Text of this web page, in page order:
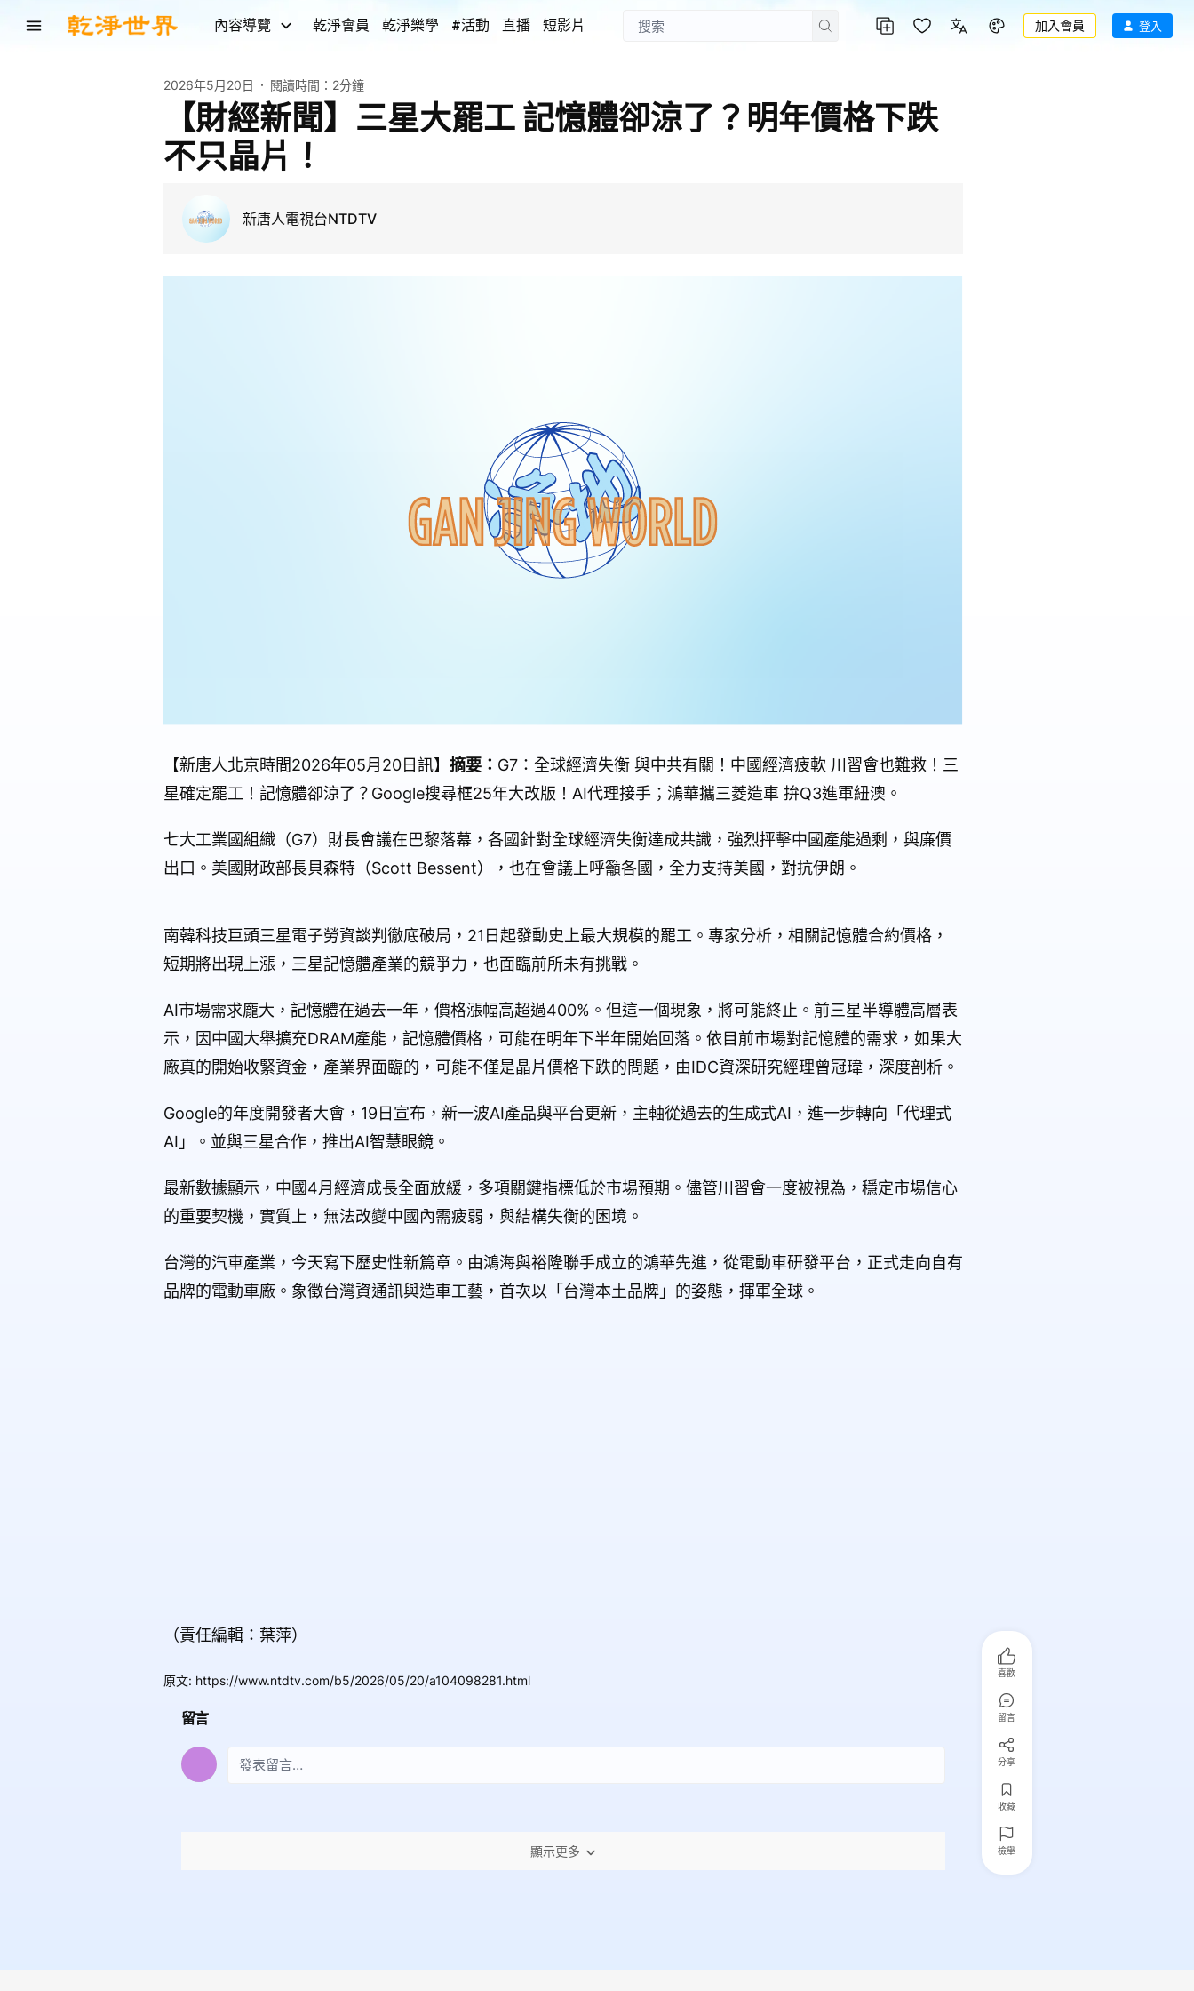
內容導覽 乾淨會員 乾淨樂學 #活動 直播 短影片 加入會員 登入
2026年5月20日 閱讀時間： 2分鐘
【財經新聞】三星大罷工 記憶體卻涼了？明年價格下跌
不只晶片！
新唐人電視台NTDTV
【新唐人北京時間2026年05月20日訊】 摘要： G7：全球經濟失衡 與中共有關！中國經濟疲軟 川習會也難救！三
星確定罷工！記憶體卻涼了？Google搜尋框25年大改版！AI代理接手；鴻華攜三菱造車 拚Q3進軍紐澳。
七大工業國組織（G7）財長會議在巴黎落幕，各國針對全球經濟失衡達成共識，強烈抨擊中國產能過剩，與廉價
出口。美國財政部長貝森特（Scott Bessent），也在會議上呼籲各國，全力支持美國，對抗伊朗。
南韓科技巨頭三星電子勞資談判徹底破局，21日起發動史上最大規模的罷工。專家分析，相關記憶體合約價格，
短期將出現上漲，三星記憶體產業的競爭力，也面臨前所未有挑戰。
AI市場需求龐大，記憶體在過去一年，價格漲幅高超過400%。但這一個現象，將可能終止。前三星半導體高層表
示，因中國大舉擴充DRAM產能，記憶體價格，可能在明年下半年開始回落。依目前市場對記憶體的需求，如果大
廠真的開始收緊資金，產業界面臨的，可能不僅是晶片價格下跌的問題，由IDC資深研究經理曾冠瑋，深度剖析。
Google的年度開發者大會，19日宣布，新一波AI產品與平台更新，主軸從過去的生成式AI，進一步轉向「代理式
AI」。並與三星合作，推出AI智慧眼鏡。
最新數據顯示，中國4月經濟成長全面放緩，多項關鍵指標低於市場預期。儘管川習會一度被視為，穩定市場信心
的重要契機，實質上，無法改變中國內需疲弱，與結構失衡的困境。
台灣的汽車產業，今天寫下歷史性新篇章。由鴻海與裕隆聯手成立的鴻華先進，從電動車研發平台，正式走向自有
品牌的電動車廠。象徵台灣資通訊與造車工藝，首次以「台灣本土品牌」的姿態，揮軍全球。
（責任編輯：葉萍）
原文: https://www.ntdtv.com/b5/2026/05/20/a104098281.html
留言
顯示更多
喜歡
留言
分享
收藏
檢舉